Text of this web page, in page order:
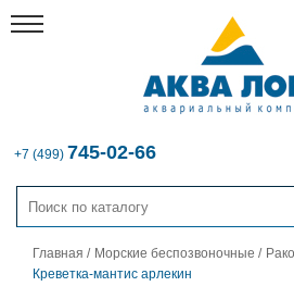
+7 (499) 745-02-66
Главная / Морские беспозвоночные /
Креветка-мантис арлекин